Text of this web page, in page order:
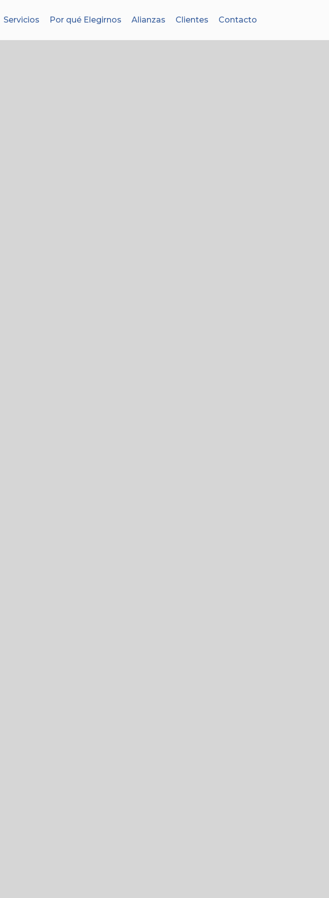
Servicios Por qué Elegirnos Alianzas Clientes Contacto